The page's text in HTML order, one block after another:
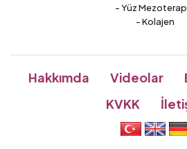
- Yüz
- Kolajen
Hakkımda Videolar
KVKK